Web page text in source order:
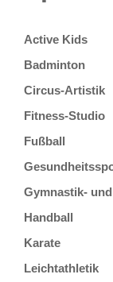
Active Kids
Badminton
Circus-Artistik
Fitness-Studio
Fußball
Gymnastik-
Handball
Karate
Leichtathletik